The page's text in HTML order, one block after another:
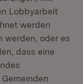
Lobbyarbeit
werden
werden, oder es
dass eine